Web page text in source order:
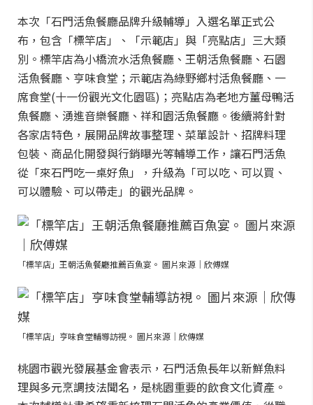
本次「石門活魚餐廳品牌升級輔導」入選名單正式公
布，包含「標竿店」、「示範店」與「亮點店」三大類
別。標竿店為小橋流水活魚餐廳、王朝活魚餐廳、石園
活魚餐廳、亨味食堂；示範店為綠野鄉村活魚餐廳、一
席食堂(十一份觀光文化園區)；亮點店為老地方薑母鴨活
魚餐廳、湧進音樂餐廳、祥和園活魚餐廳。後續將針對
各家店特色，展開品牌故事整理、菜單設計、招牌料理
包裝、商品化開發與行銷曝光等輔導工作，讓石門活魚
從「來石門吃一桌好魚」，升級為「可以吃、可以買、
可以體驗、可以帶走」的觀光品牌。
「標竿店」王朝活魚餐廳推薦百魚宴。 圖片來源｜欣傅媒
「標竿店」亨味食堂輔導訪視。 圖片來源｜欣傳媒
桃園市觀光發展基金會表示，石門活魚長年以新鮮魚料
理與多元烹調技法聞名，是桃園重要的飲食文化資產。